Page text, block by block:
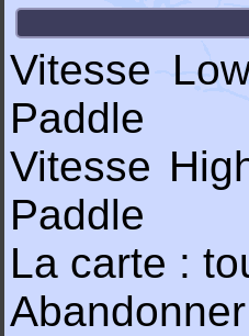
Vitesse
Paddle
Vitesse
Paddle
La carte :